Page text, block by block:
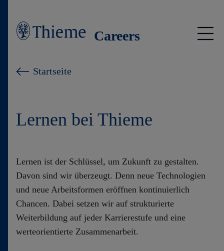
Careers
International wirksam
Kultur & Werte
Lernen bei Thieme
Startseite
Lernen bei Thieme
Lernen ist der Schlüssel, um Zukunft zu gestalten.
Davon sind wir überzeugt. Denn neue Technologien
und neue Arbeitsformen eröffnen kontinuierlich
Chancen. Dabei setzen wir auf strukturierte
Weiterbildung auf jeder Karrierestufe und eine
werteorientierte Zusammenarbeit.